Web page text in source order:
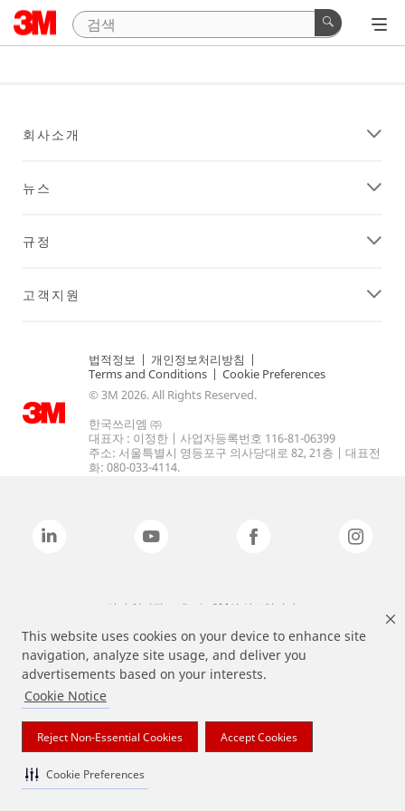
This website uses cookies on your device to enhance site
navigation, analyze site usage, and deliver you
advertisements based on your interests.
Cookie Notice
Reject Non-Essential Cookies Accept Cookies
Cookie Preferences
회사소개
뉴스
규정
고객지원
법적정보 | 개인정보처리방침 |
Terms and Conditions | Cookie Preferences
© 3M 2026. All Rights Reserved.
한국쓰리엠 ㈜
대표자 : 이정한 | 사업자등록번호 116-81-06399
주소: 서울특별시 영등포구 의사당대로 82, 21층 | 대표전
화: 080-033-4114.
상기 열거된 브랜드는 3M의 상표입니다.